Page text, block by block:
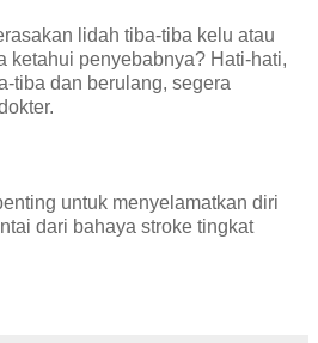
lidah tiba-tiba kelu atau
ketahui penyebabnya? Hati-hati,
tiba dan berulang, segera
untuk menyelamatkan diri
dari bahaya stroke tingkat